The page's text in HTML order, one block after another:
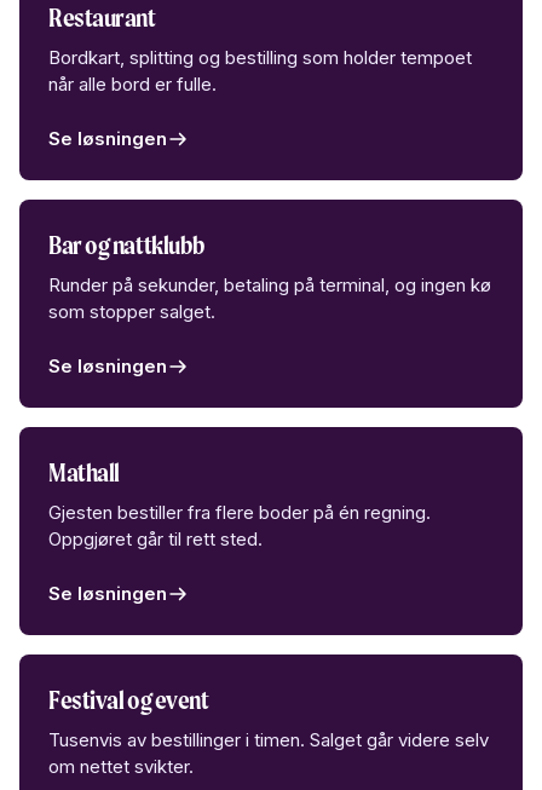
Restaurant
Bordkart, splitting og bestilling som holder tempoet
når alle bord er fulle.
Se løsningen
Bar og nattklubb
Runder på sekunder, betaling på terminal, og ingen kø
som stopper salget.
Se løsningen
Mathall
Gjesten bestiller fra flere boder på én regning.
Oppgjøret går til rett sted.
Se løsningen
Festival og event
Tusenvis av bestillinger i timen. Salget går videre selv
om nettet svikter.